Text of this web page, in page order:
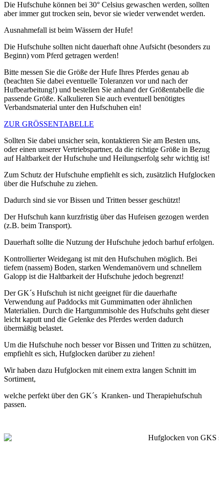
Die Hufschuhe können bei 30° Celsius gewaschen werden, sollten
aber immer gut trocken sein, bevor sie wieder verwendet werden.
Ausnahmefall ist beim Wässern der Hufe!
Die Hufschuhe sollten nicht dauerhaft ohne Aufsicht (besonders zu
Beginn) vom Pferd getragen werden!
Bitte messen Sie die Größe der Hufe Ihres Pferdes genau ab
(beachten Sie dabei eventuelle Toleranzen vor und nach der
Hufbearbeitung!) und bestellen Sie anhand der Größentabelle die
passende Größe. Kalkulieren Sie auch eventuell benötigtes
Verbandsmaterial unter den Hufschuhen ein!
ZUR GRÖSSENTABELLE
Sollten Sie dabei unsicher sein, kontaktieren Sie am Besten uns,
oder einen unserer Vertriebspartner, da die richtige Größe in Bezug
auf Haltbarkeit der Hufschuhe und Heilungserfolg sehr wichtig ist!
Zum Schutz der Hufschuhe empfiehlt es sich, zusätzlich Hufglocken
über die Hufschuhe zu ziehen.
Dadurch sind sie vor Bissen und Tritten besser geschützt!
Der Hufschuh kann kurzfristig über das Hufeisen gezogen werden
(z.B. beim Transport).
Dauerhaft sollte die Nutzung der Hufschuhe jedoch barhuf erfolgen.
Kontrollierter Weidegang ist mit den Hufschuhen möglich. Bei
tiefem (nassem) Boden, starken Wendemanövern und schnellem
Galopp ist die Haltbarkeit der Hufschuhe jedoch begrenzt!
Der GK´s Hufschuh ist nicht geeignet für die dauerhafte
Verwendung auf Paddocks mit Gummimatten oder ähnlichen
Materialien. Durch die Hartgummisohle des Hufschuhs geht dieser
leicht kaputt und die Gelenke des Pferdes werden dadurch
übermäßig belastet.
Um die Hufschuhe noch besser vor Bissen und Tritten zu schützen,
empfiehlt es sich, Hufglocken darüber zu ziehen!
Wir haben dazu Hufglocken mit einem extra langen Schnitt im
Sortiment,
welche perfekt über den GK´s Kranken- und Therapiehufschuh
passen.